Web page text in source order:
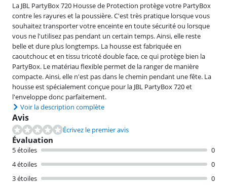
La JBL PartyBox 720 Housse de Protection protège votre PartyBox
contre les rayures et la poussière. C'est très pratique lorsque vous
souhaitez transporter votre enceinte en toute sécurité ou lorsque
vous ne l'utilisez pas pendant un certain temps. Ainsi, elle reste
belle et dure plus longtemps. La housse est fabriquée en
caoutchouc et en tissu tricoté double face, ce qui protège bien la
PartyBox. Le matériau flexible permet de la ranger de manière
compacte. Ainsi, elle n'est pas dans le chemin pendant une fête. La
housse est spécialement conçue pour la JBL PartyBox 720 et
l'enveloppe donc parfaitement.
Voir la description complète
Avis
Écrivez le premier avis
Évaluation
5 étoiles
0
4 étoiles
0
3 étoiles
0